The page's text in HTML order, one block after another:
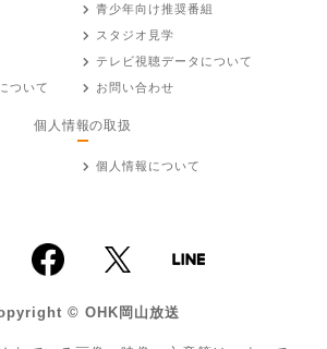
青少年向け推奨番組
スタジオ見学
テレビ視聴データについて
ついて
お問い合わせ
個人情報の取扱
個人情報について
© OHK岡山放送